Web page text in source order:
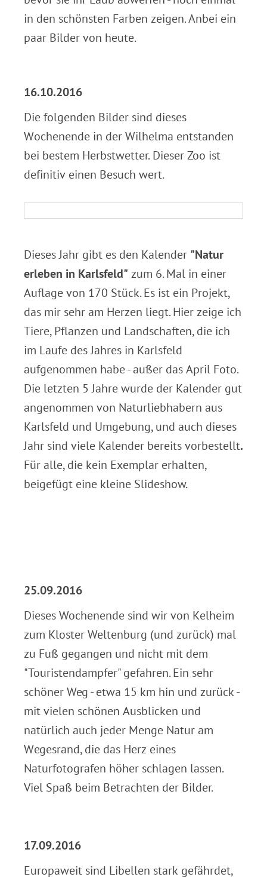
in den schönsten Farben zeigen. Anbei ein
paar Bilder von heute.
16.10.2016
Die folgenden Bilder sind dieses
Wochenende in der Wilhelma entstanden
bei bestem Herbstwetter. Dieser Zoo ist
definitiv einen Besuch wert.
Dieses Jahr gibt es den Kalender "Natur
erleben in Karlsfeld" zum 6. Mal in einer
Auflage von 170 Stück. Es ist ein Projekt,
das mir sehr am Herzen liegt. Hier zeige ich
Tiere, Pflanzen und Landschaften, die ich
im Laufe des Jahres in Karlsfeld
aufgenommen habe - außer das April Foto.
Die letzten 5 Jahre wurde der Kalender gut
angenommen von Naturliebhabern aus
Karlsfeld und Umgebung, und auch dieses
Jahr sind viele Kalender bereits vorbestellt.
Für alle, die kein Exemplar erhalten,
beigefügt eine kleine Slideshow.
25.09.2016
Dieses Wochenende sind wir von Kelheim
zum Kloster Weltenburg (und zurück) mal
zu Fuß gegangen und nicht mit dem
"Touristendampfer" gefahren. Ein sehr
schöner Weg - etwa 15 km hin und zurück -
mit vielen schönen Ausblicken und
natürlich auch jeder Menge Natur am
Wegesrand, die das Herz eines
Naturfotografen höher schlagen lassen.
Viel Spaß beim Betrachten der Bilder.
17.09.2016
Europaweit sind Libellen stark gefährdet,